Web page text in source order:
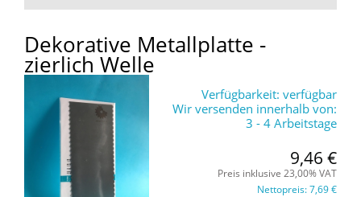
Dekorative Metallplatte -
zierlich Welle
Verfügbarkeit: verfügbar
Wir versenden innerhalb von:
3 - 4 Arbeitstage
9,46 €
Preis inklusive 23,00% VAT
Nettopreis:7,69 €